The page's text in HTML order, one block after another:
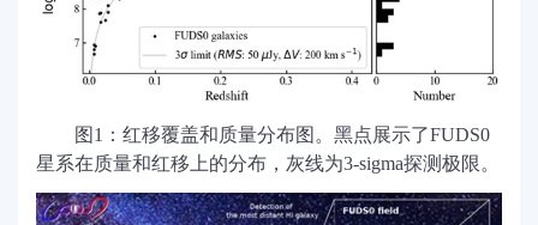
图 1 ：红移覆盖和质量分布图。黑点展示了FUDS0
星系在质量和红移上的分布，灰线为3-sigma探测极限。